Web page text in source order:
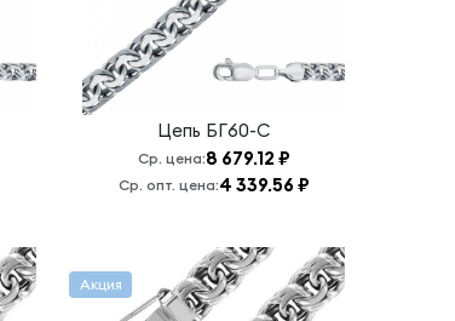
Цепь БГ60-С
Ср. цена:8 679.12 ₽
Ср. опт. цена:4 339.56 ₽
Акция